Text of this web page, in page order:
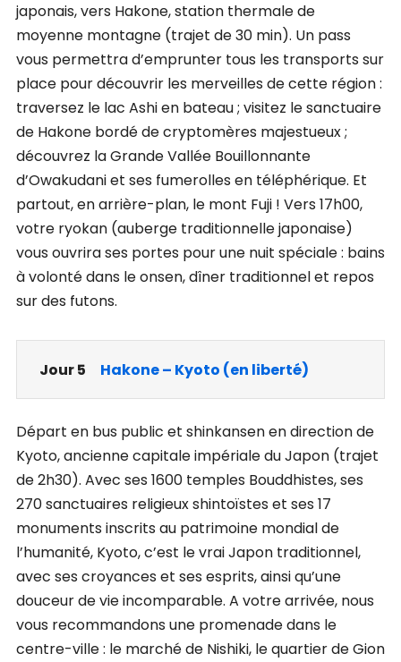
japonais, vers Hakone, station thermale de
moyenne montagne (trajet de 30 min). Un pass
vous permettra d’emprunter tous les transports sur
place pour découvrir les merveilles de cette région :
traversez le lac Ashi en bateau ; visitez le sanctuaire
de Hakone bordé de cryptomères majestueux ;
découvrez la Grande Vallée Bouillonnante
d’Owakudani et ses fumerolles en téléphérique. Et
partout, en arrière-plan, le mont Fuji ! Vers 17h00,
votre ryokan (auberge traditionnelle japonaise)
vous ouvrira ses portes pour une nuit spéciale : bains
à volonté dans le onsen, dîner traditionnel et repos
sur des futons.
Jour 5 Hakone – Kyoto (en liberté)
Départ en bus public et shinkansen en direction de
Kyoto, ancienne capitale impériale du Japon (trajet
de 2h30). Avec ses 1600 temples Bouddhistes, ses
270 sanctuaires religieux shintoïstes et ses 17
monuments inscrits au patrimoine mondial de
l’humanité, Kyoto, c’est le vrai Japon traditionnel,
avec ses croyances et ses esprits, ainsi qu’une
douceur de vie incomparable. A votre arrivée, nous
vous recommandons une promenade dans le
centre-ville : le marché de Nishiki, le quartier de Gion